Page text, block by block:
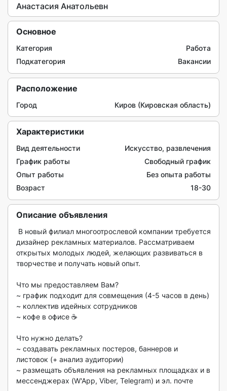
Анастасия Анатольевн
Основное
Категория
Работа
Подкатегория
Вакансии
Расположение
Город Киров (Кировская область)
Характеристики
Вид деятельности
Искусство, развлечения
График работы
Свободный график
Опыт работы
Без опыта работы
Возраст
18-30
Описание объявления
дизайнер рекламных материалов. Рассматриваем
открытых молодых людей, желающих развиваться в
творчестве и получать новый опыт.
Что мы предоставляем Вам?
~ график подходит для совмещения (4-5 часов в день)
~ коллектив идейных сотрудников
~ кофе в офисе ☕
Что нужно делать?
~ создавать рекламных постеров, баннеров и
листовок (+ анализ аудитории)
~ размещать объявления на рекламных площадках и в
мессенджерах (W'App, Viber, Telegram) и эл. почте